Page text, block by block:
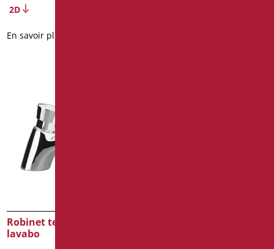
2D
En savoir plus
Robinet temporisé pour
lavabo